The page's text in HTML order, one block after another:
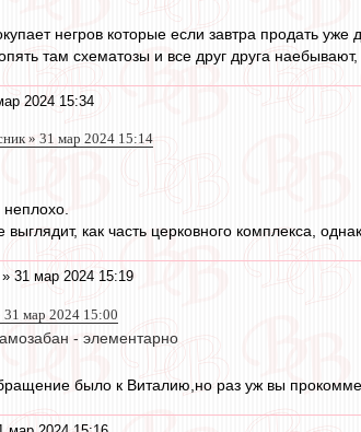
негров которые если завтра продать
там схематозы и все друг друга
2024 15:34
» 31 мар 2024 15:14
выглядит, как часть церковного комплекса,
» 31 мар 2024 15:19
31 мар 2024 15:00
- элементарно
было к Виталию,но раз уж вы